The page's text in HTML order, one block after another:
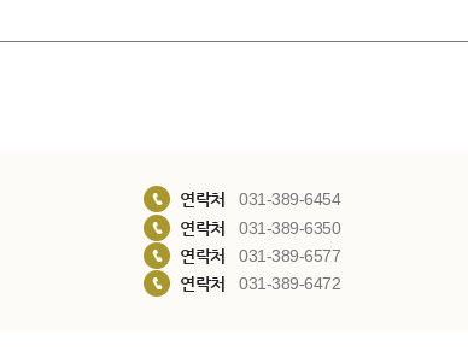
연락처
031-389-6454
연락처
031-389-6350
연락처
031-389-6577
연락처 031-389-6472